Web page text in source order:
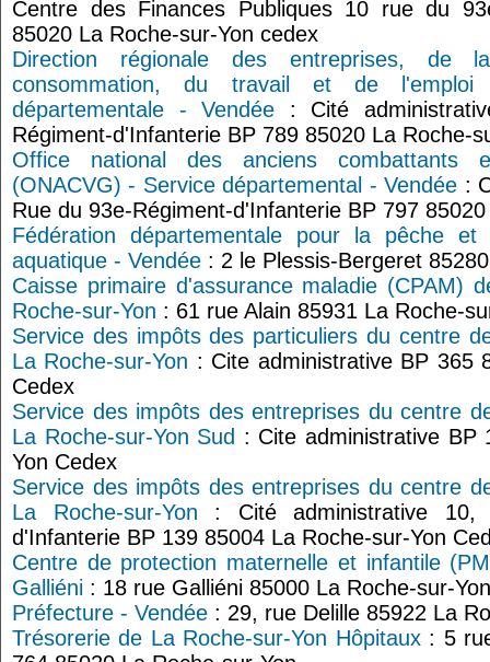
Centre des Finances Publiques 10 rue du
85020 La Roche-sur-Yon cedex
Direction régionale des entreprises, de
consommation, du travail et de l'emploi
départementale - Vendée : Cité
Régiment-d'Infanterie BP 789 85020 La Roche-
Office national des anciens combattants
(ONACVG) - Service départemental - Vendée :
Rue du 93e-Régiment-d'Infanterie BP 797
Fédération départementale pour la pêche
aquatique - Vendée : 2 le Plessis-Bergeret
Caisse primaire d'assurance maladie (CPAM)
Roche-sur-Yon : 61 rue Alain 85931 La Roche-
Service des impôts des particuliers du centre
La Roche-sur-Yon : Cite administrative BP 365
Cedex
Service des impôts des entreprises du centre
La Roche-sur-Yon Sud : Cite administrative BP
Yon Cedex
Service des impôts des entreprises du centre
La Roche-sur-Yon : Cité administrative 10,
d'Infanterie BP 139 85004 La Roche-sur-Yon
Centre de protection maternelle et infantile
Galliéni : 18 rue Galliéni 85000 La Roche-sur-Yon
Préfecture - Vendée : 29, rue Delille 85922 La
Trésorerie de La Roche-sur-Yon Hôpitaux: 5